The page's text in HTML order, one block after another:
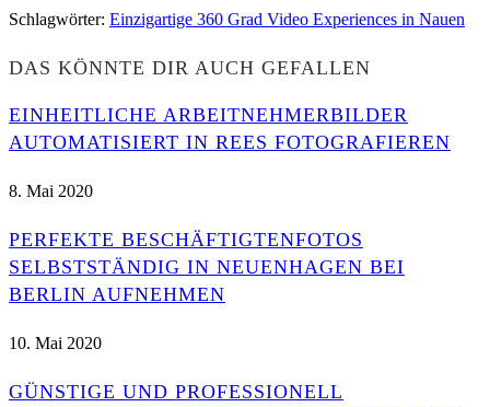
Schlagwörter: Einzigartige 360 Grad Video Experiences in Nauen
DAS KÖNNTE DIR AUCH GEFALLEN
EINHEITLICHE ARBEITNEHMERBILDER
AUTOMATISIERT IN REES FOTOGRAFIEREN
8. Mai 2020
PERFEKTE BESCHÄFTIGTENFOTOS
SELBSTSTÄNDIG IN NEUENHAGEN BEI
BERLIN AUFNEHMEN
10. Mai 2020
GÜNSTIGE UND PROFESSIONELL